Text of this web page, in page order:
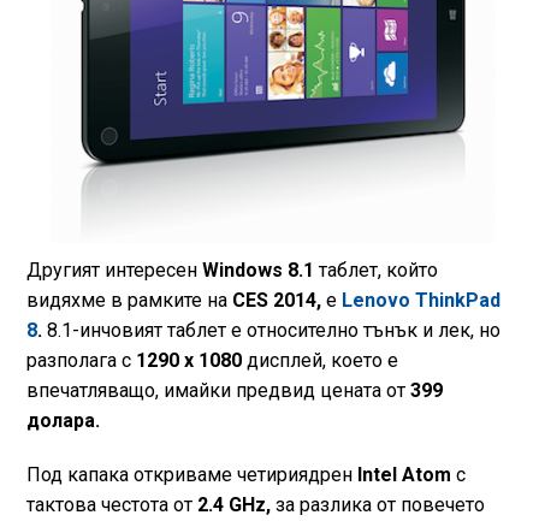
Другият интересен Windows 8.1 таблет, който
видяхме в рамките на CES 2014,е Lenovo ThinkPad
8. 8.1-инчовият таблет е относително тънък и лек, но
разполага с 1290 х 1080дисплей, което е
впечатляващо, имайки предвид цената от 399
долара.
Под капака откриваме четириядрен Intel Atom с
тактова честота от 2.4 GHz,за разлика от повечето